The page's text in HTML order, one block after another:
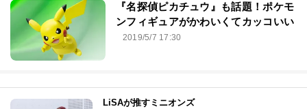
『名探偵ピカチュウ』も話題！ポケモ
ンフィギュアがかわいくてカッコいい
2019/5/7 17:30
LiSAが推すミニオンズ